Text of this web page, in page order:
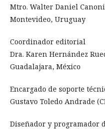
Mtro. Walter Daniel
Montevideo, Uruguay
Coordinador editorial
Dra. Karen Hernández
Guadalajara, México
Encargado de soporte
Gustavo Toledo Andrade
Diseñador y programador